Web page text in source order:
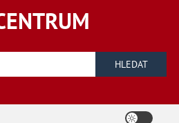
Vyhledávání